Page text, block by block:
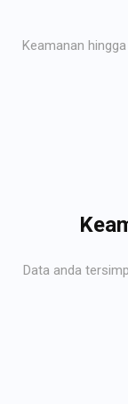
Keamanan
Data anda